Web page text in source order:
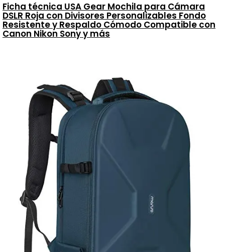
Ficha técnica USA Gear Mochila para Cámara
DSLR Roja con Divisores Personalizables Fondo
Resistente y Respaldo Cómodo Compatible con
Canon Nikon Sony y más